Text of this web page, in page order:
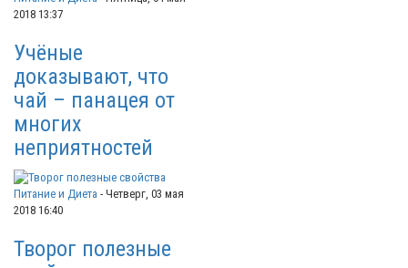
2018 13:37
Учёные
доказывают, что
чай – панацея от
многих
неприятностей
Питание и Диета - Четверг, 03 мая
2018 16:40
Творог полезные